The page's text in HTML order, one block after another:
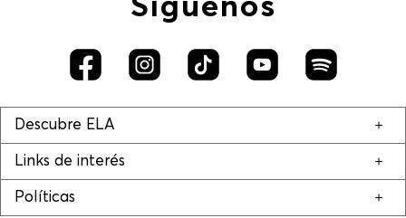
Síguenos
Descubre ELA
Links de interés
Políticas